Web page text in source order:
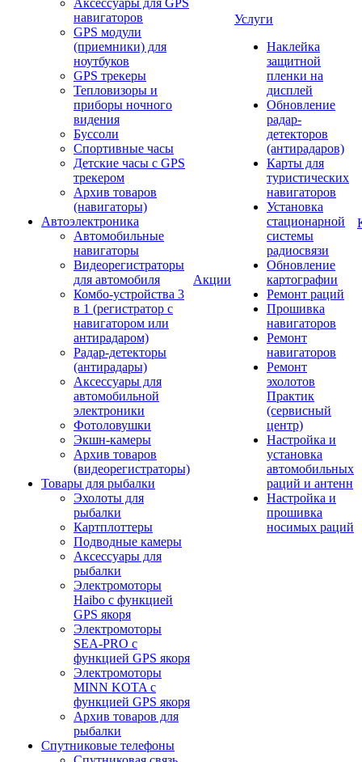
Аксессуары для GPS
навигаторов
GPS модули
(приемники) для
ноутбуков
GPS трекеры
Тепловизоры и
приборы ночного
видения
Буссоли
Спортивные часы
Детские часы с GPS
трекером
Архив товаров
(навигаторы)
Автоэлектроника
Автомобильные
навигаторы
Видеорегистраторы
для автомобиля
Комбо-устройства 3
в 1 (регистратор с
навигатором или
антирадаром)
Радар-детекторы
(антирадары)
Аксессуары для
автомобильной
электроники
Фотоловушки
Экшн-камеры
Архив товаров
(видеорегистраторы)
Товары для рыбалки
Эхолоты для
рыбалки
Картплоттеры
Подводные камеры
Аксессуары для
рыбалки
Электромоторы
Haibo с функцией
GPS якоря
Электромоторы
SEA-PRO с
функцией GPS якоря
Электромоторы
MINN KOTA с
функцией GPS якоря
Архив товаров для
рыбалки
Спутниковые телефоны
Акции
Услуги
Наклейка
защитной
пленки на
дисплей
Обновление
радар-
детекторов
(антирадаров)
Карты для
туристических
навигаторов
Установка
стационарной
системы
радиосвязи
Обновление
картографии
Ремонт раций
Прошивка
навигаторов
Ремонт
навигаторов
Ремонт
эхолотов
Практик
(сервисный
центр)
Настройка и
установка
автомобильных
раций и антенн
Настройка и
прошивка
носимых раций